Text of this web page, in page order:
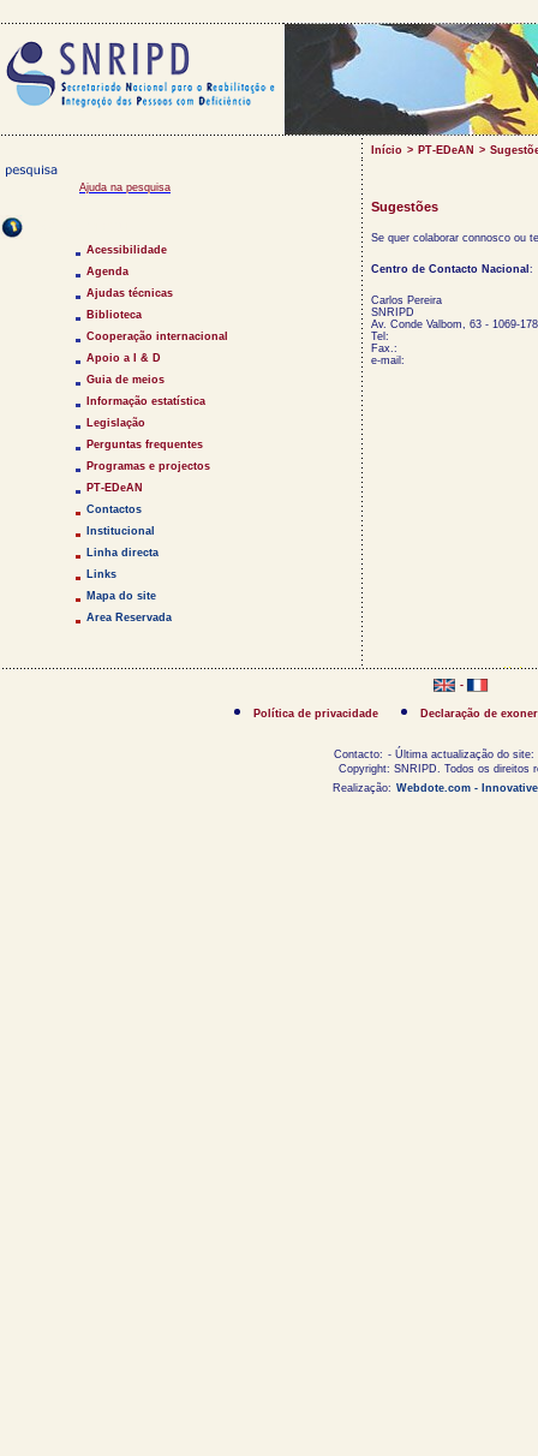
Início > PT-EDeAN >
Ajuda na pesquisa
Acessibilidade
Agenda
Ajudas técnicas
Biblioteca
Cooperação internacional
Apoio a I & D
Guia de meios
Informação estatística
Legislação
Perguntas frequentes
Programas e projectos
PT-EDeAN
Contactos
Institucional
Linha directa
Links
Mapa do site
Area Reservada
Sugestões
Se quer colaborar connosco ou
Centro de Contacto Nacional :
Carlos Pereira
SNRIPD
Av. Conde Valbom, 63 - 1069-
Tel:
Fax.:
e-mail:
-
Política de privacidade Declaração de
Contacto: - Última actualização do site:
Copyright: SNRIPD. Todos os direitos
Realização: Webdote.com -